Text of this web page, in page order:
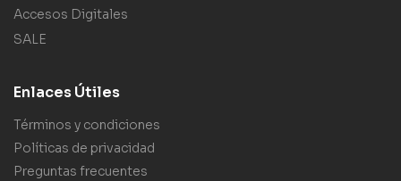
Accesos Digitales
SALE
Enlaces Útiles
Términos y condiciones
Políticas de privacidad
Preguntas frecuentes